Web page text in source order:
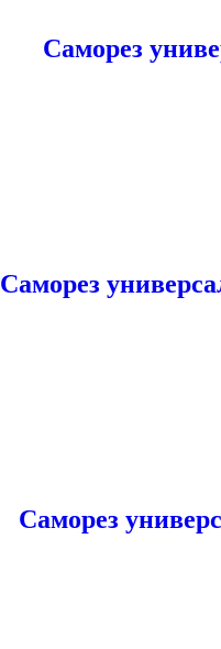
Саморез
Саморез
Саморез